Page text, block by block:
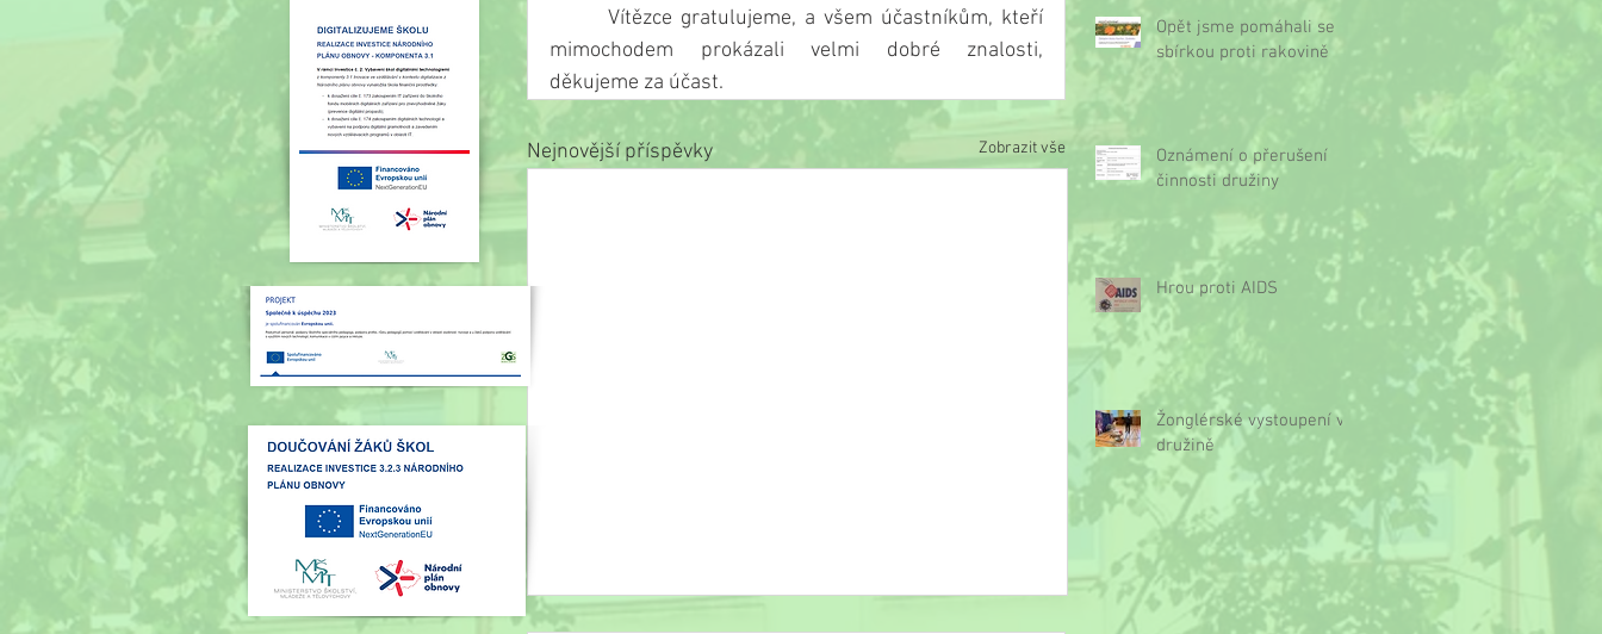
mimochodem prokázali velmi dobré znalosti,
děkujeme za účast.
Nejnovější příspěvky Zobrazit vše
Opět jsme pomáhali se
sbírkou proti rakovině
Oznámení o přerušení
činnosti družiny
Hrou proti AIDS
Žonglérské vystoupení v
družině